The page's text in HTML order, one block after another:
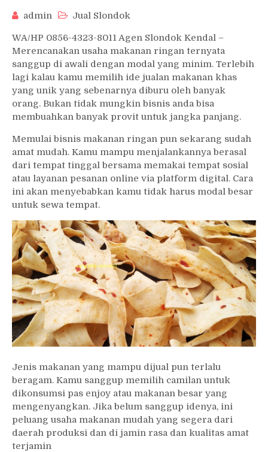
admin Jual Slondok
WA/HP 0856-4323-8011 Agen Slondok Kendal –
Merencanakan usaha makanan ringan ternyata
sanggup di awali dengan modal yang minim. Terlebih
lagi kalau kamu memilih ide jualan makanan khas
yang unik yang sebenarnya diburu oleh banyak
orang. Bukan tidak mungkin bisnis anda bisa
membuahkan banyak provit untuk jangka panjang.
Memulai bisnis makanan ringan pun sekarang sudah
amat mudah. Kamu mampu menjalankannya berasal
dari tempat tinggal bersama memakai tempat sosial
atau layanan pesanan online via platform digital. Cara
ini akan menyebabkan kamu tidak harus modal besar
untuk sewa tempat.
Jenis makanan yang mampu dijual pun terlalu
beragam. Kamu sanggup memilih camilan untuk
dikonsumsi pas enjoy atau makanan besar yang
mengenyangkan. Jika belum sanggup idenya, ini
peluang usaha makanan mudah yang segera dari
daerah produksi dan di jamin rasa dan kualitas amat
terjamin